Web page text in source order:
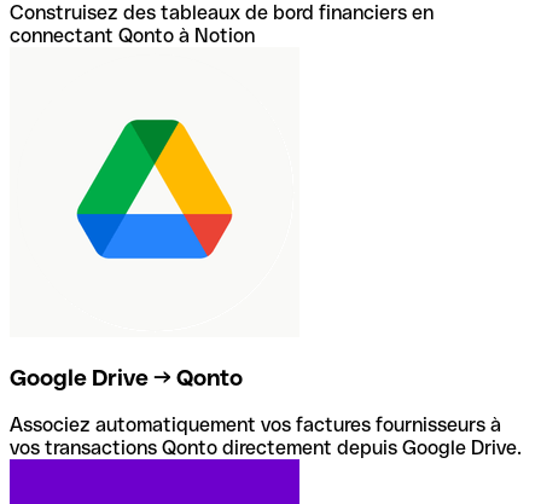
Construisez des tableaux de bord financiers en
connectant Qonto à Notion
Google Drive → Qonto
Associez automatiquement vos factures fournisseurs à
vos transactions Qonto directement depuis Google Drive.